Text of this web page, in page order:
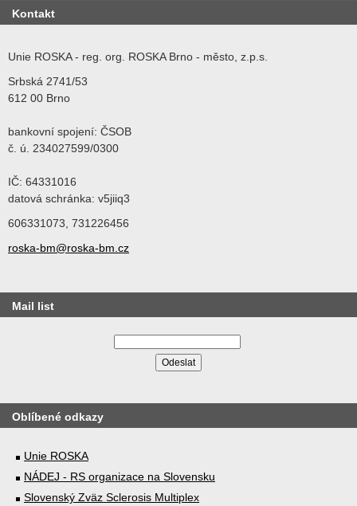
Kontakt
Unie ROSKA - reg. org. ROSKA Brno - město, z.p.s.
Srbská 2741/53
612 00 Brno
bankovní spojení: ČSOB
č. ú. 234027599/0300
IČ: 64331016
datová schránka: v5jiiq3
606331073, 731226456
roska-bm@roska-bm.cz
Mail list
Oblíbené odkazy
Unie ROSKA
NÁDEJ - RS organizace na Slovensku
Slovenský Zväz Sclerosis Multiplex